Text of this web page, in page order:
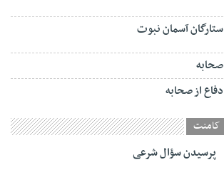
ستارگان آسمان نبوت
صحابه
دفاع از صحابه
کامنت
پرسیدن سؤال شرعی